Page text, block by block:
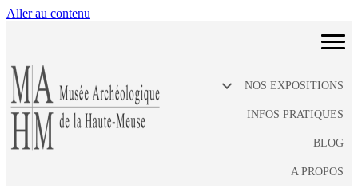
Aller au contenu
NOS EXPOSITIONS
INFOS PRATIQUES
BLOG
A PROPOS